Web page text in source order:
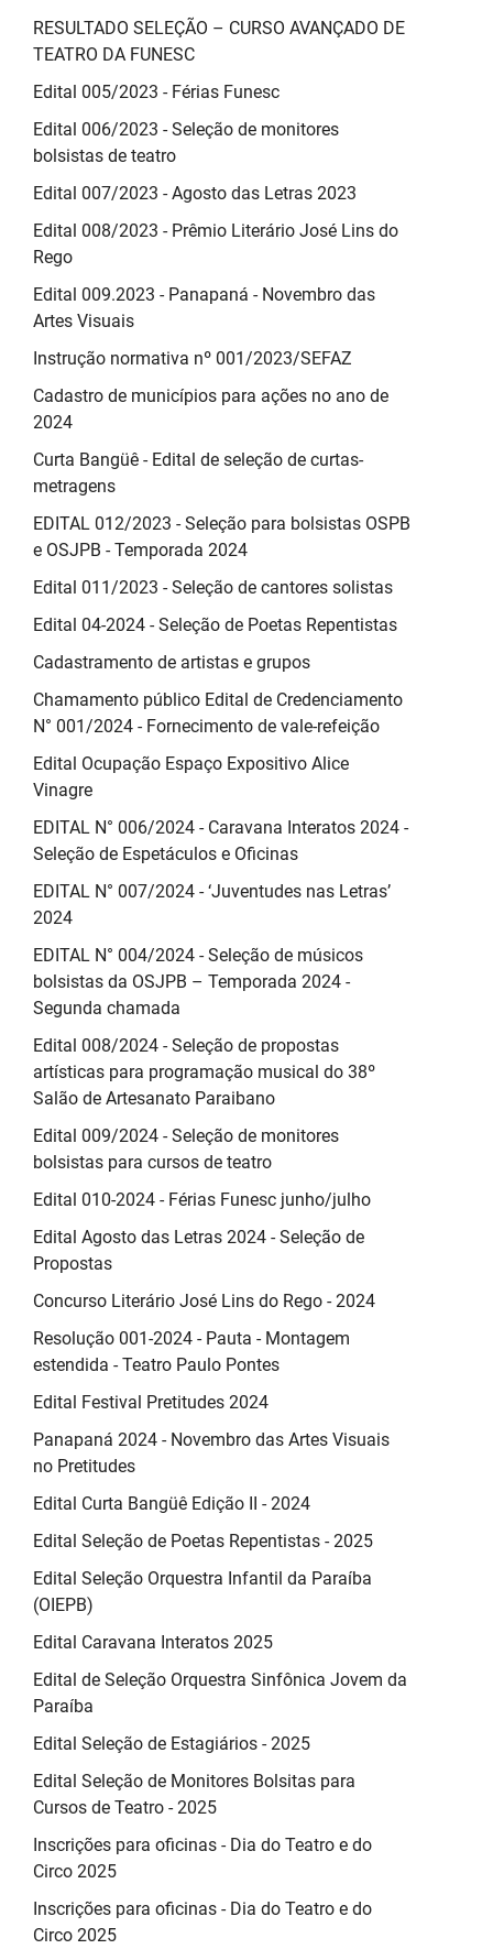
RESULTADO SELEÇÃO – CURSO AVANÇADO DE
TEATRO DA FUNESC
Edital 005/2023 - Férias Funesc
Edital 006/2023 - Seleção de monitores
bolsistas de teatro
Edital 007/2023 - Agosto das Letras 2023
Edital 008/2023 - Prêmio Literário José Lins do
Rego
Edital 009.2023 - Panapaná - Novembro das
Artes Visuais
Instrução normativa nº 001/2023/SEFAZ
Cadastro de municípios para ações no ano de
2024
Curta Bangüê - Edital de seleção de curtas-
metragens
EDITAL 012/2023 - Seleção para bolsistas OSPB
e OSJPB - Temporada 2024
Edital 011/2023 - Seleção de cantores solistas
Edital 04-2024 - Seleção de Poetas Repentistas
Cadastramento de artistas e grupos
Chamamento público Edital de Credenciamento
N° 001/2024 - Fornecimento de vale-refeição
Edital Ocupação Espaço Expositivo Alice
Vinagre
EDITAL N° 006/2024 - Caravana Interatos 2024 -
Seleção de Espetáculos e Oficinas
EDITAL N° 007/2024 - ‘Juventudes nas Letras’
2024
EDITAL N° 004/2024 - Seleção de músicos
bolsistas da OSJPB – Temporada 2024 -
Segunda chamada
Edital 008/2024 - Seleção de propostas
artísticas para programação musical do 38º
Salão de Artesanato Paraibano
Edital 009/2024 - Seleção de monitores
bolsistas para cursos de teatro
Edital 010-2024 - Férias Funesc junho/julho
Edital Agosto das Letras 2024 - Seleção de
Propostas
Concurso Literário José Lins do Rego - 2024
Resolução 001-2024 - Pauta - Montagem
estendida - Teatro Paulo Pontes
Edital Festival Pretitudes 2024
Panapaná 2024 - Novembro das Artes Visuais
no Pretitudes
Edital Curta Bangüê Edição II - 2024
Edital Seleção de Poetas Repentistas - 2025
Edital Seleção Orquestra Infantil da Paraíba
(OIEPB)
Edital Caravana Interatos 2025
Edital de Seleção Orquestra Sinfônica Jovem da
Paraíba
Edital Seleção de Estagiários - 2025
Edital Seleção de Monitores Bolsitas para
Cursos de Teatro - 2025
Inscrições para oficinas - Dia do Teatro e do
Circo 2025
Inscrições para oficinas - Dia do Teatro e do
Circo 2025